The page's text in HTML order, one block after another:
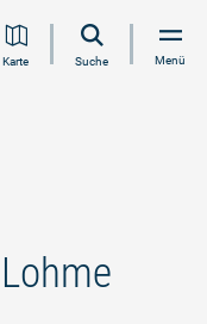
Karte Suche Menü